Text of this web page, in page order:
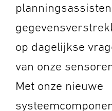
op dagelijkse
van onze
Met onze nieuwe